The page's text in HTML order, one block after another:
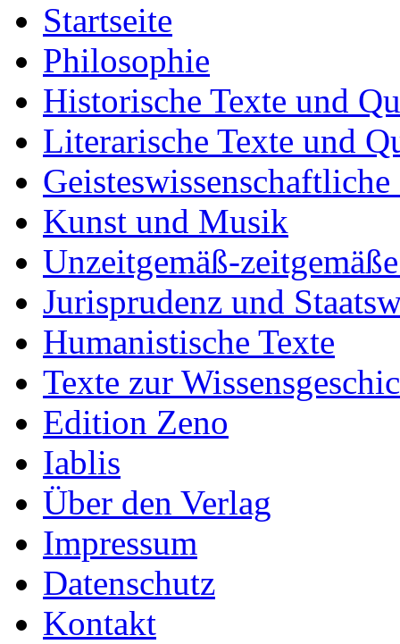
Startseite
Philosophie
Historische Texte und
Literarische Texte und
Kunst und Musik
Unzeitgemäß-
Jurisprudenz und
Humanistische Texte
Texte zur
Edition Zeno
Iablis
Über den Verlag
Impressum
Datenschutz
Kontakt